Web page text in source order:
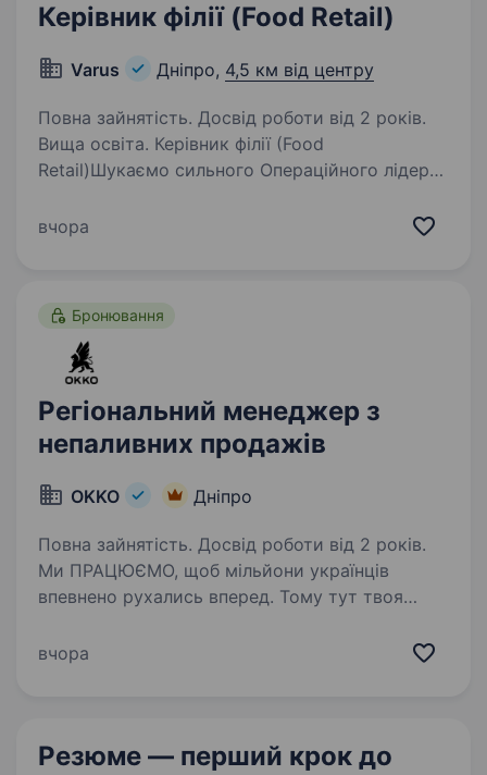
Керівник філії (Food Retail)
Varus Дніпро, 4,5 км від центру
Повна зайнятість. Досвід роботи від 2 років.
Вища освіта. Керівник філії (Food
Retail)Шукаємо сильного Операційного лідера,
Якщо ви маєте ґрунтовний досвід
вчора
Бронювання
Регіональний менеджер з
непаливних продажів
OKKO Дніпро
Повна зайнятість. Досвід роботи від 2 років.
Ми ПРАЦЮЄМО, щоб мільйони українців
впевнено рухались вперед. Тому тут твоя
до команди ОККО, формуймо надійний тил
вчора
Резюме — перший крок до